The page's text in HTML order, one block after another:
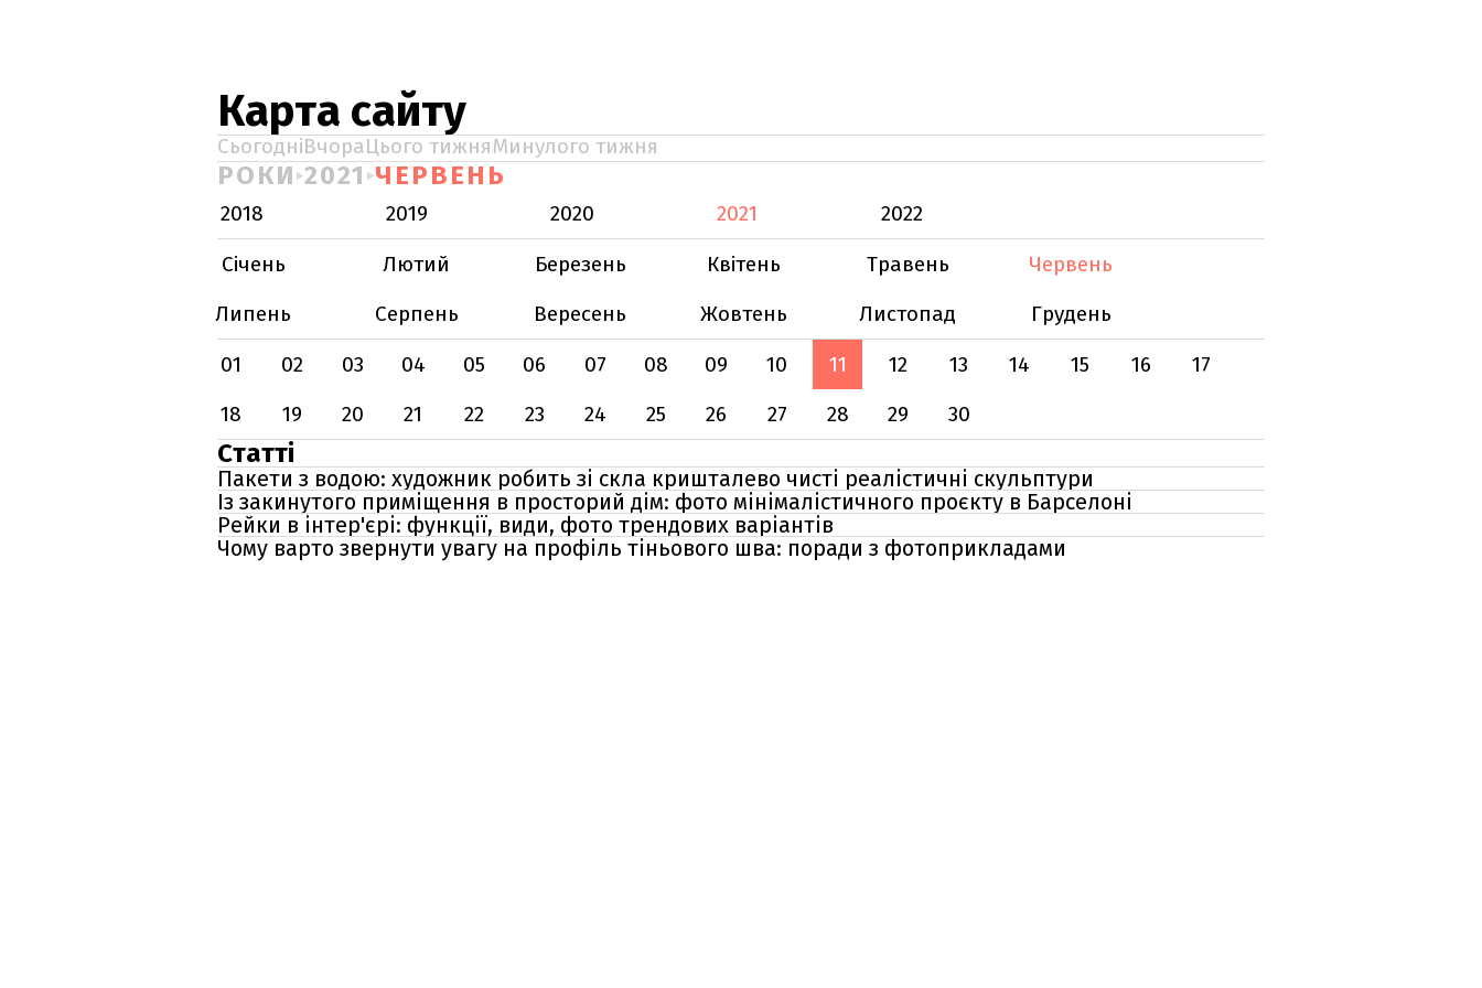
Карта сайту
СьогодніВчораЦього тижняМинулого тижня
РОКИ 2021 ЧЕРВЕНЬ
2018 2019 2020 2021
2022
Січень
Лютий Березень Квітень Травень
Червень
Липень
Серпень Вересень Жовтень Листопад
Грудень
01
02 03 04 05 06 07 08 09 10 11 12 13 14 15 16
17
18
19 20 21 22 23 24 25 26 27 28 29 30
Статті
Пакети з водою: художник робить зі скла кришталево чисті реалістичні скульптури
Із закинутого приміщення в просторий дім: фото мінімалістичного проєкту в Барселоні
Рейки в інтер'єрі: функції, види, фото трендових варіантів
Чому варто звернути увагу на профіль тіньового шва: поради з фотоприкладами